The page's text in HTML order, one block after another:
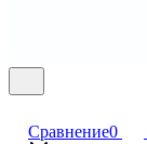
Сравнение0